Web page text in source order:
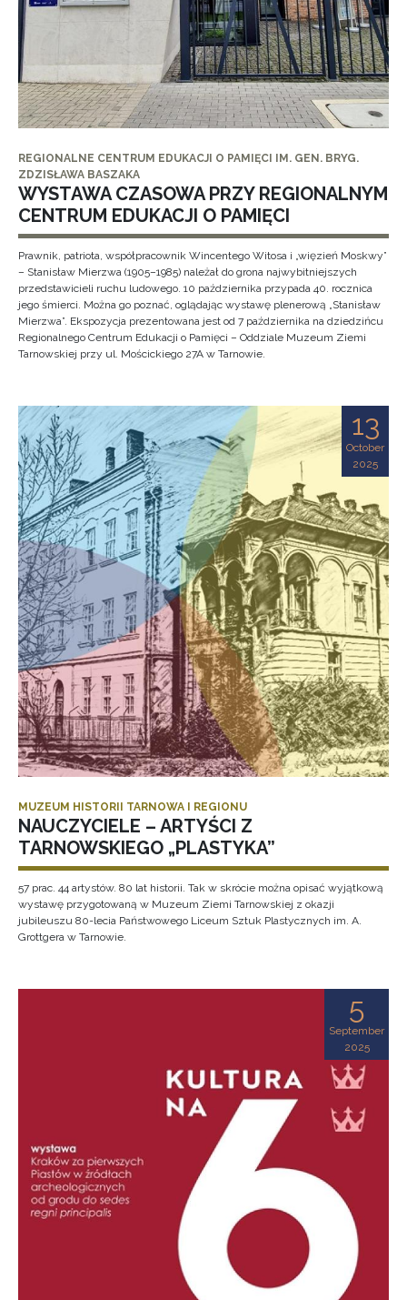
REGIONALNE CENTRUM EDUKACJI O PAMIĘCI IM. GEN. BRYG.
ZDZISŁAWA BASZAKA
WYSTAWA CZASOWA PRZY REGIONALNYM
CENTRUM EDUKACJI O PAMIĘCI
Prawnik, patriota, współpracownik Wincentego Witosa i „więzień Moskwy”
– Stanisław Mierzwa (1905–1985) należał do grona najwybitniejszych
przedstawicieli ruchu ludowego. 10 października przypada 40. rocznica
jego śmierci. Można go poznać, oglądając wystawę plenerową „Stanisław
Mierzwa”. Ekspozycja prezentowana jest od 7 października na dziedzińcu
Regionalnego Centrum Edukacji o Pamięci – Oddziale Muzeum Ziemi
Tarnowskiej przy ul. Mościckiego 27A w Tarnowie.
13
October
2025
MUZEUM HISTORII TARNOWA I REGIONU
NAUCZYCIELE – ARTYŚCI Z
TARNOWSKIEGO „PLASTYKA”
57 prac. 44 artystów. 80 lat historii. Tak w skrócie można opisać wyjątkową
wystawę przygotowaną w Muzeum Ziemi Tarnowskiej z okazji
jubileuszu 80-lecia Państwowego Liceum Sztuk Plastycznych im. A.
Grottgera w Tarnowie.
5
September
2025